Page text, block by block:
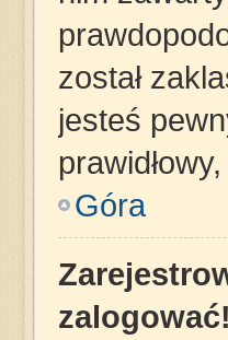
został
jesteś
Góra